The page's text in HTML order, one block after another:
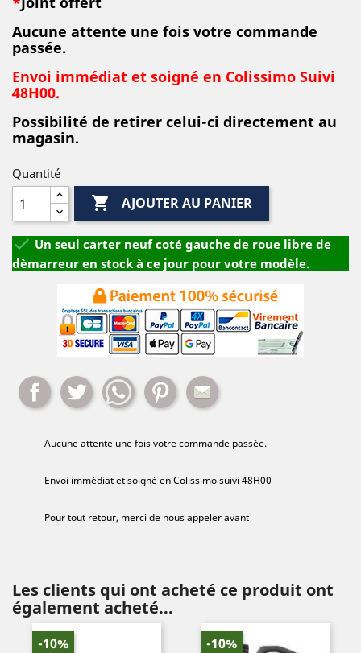
Aucune attente une fois votre commande
passée.
Envoi immédiat et soigné en Colissimo Suivi
48H00.
Possibilité de retirer celui-ci directement au
magasin.
Quantité
 AJOUTER AU PANIER
 Un seul carter neuf coté gauche de roue libre de
dèmarreur en stock à ce jour pour votre modèle.
Partager Tweet WhatsappPinterest
Aucune attente une fois votre commande passée.
Envoi immédiat et soigné en Colissimo suivi 48H00
Pour tout retour, merci de nous appeler avant
Les clients qui ont acheté ce produit ont
également acheté...
-10% -10%